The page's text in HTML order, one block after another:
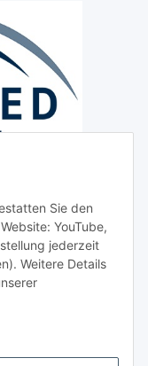
Sie den
YouTube,
jederzeit
Weitere Details
von ca. 60 Km